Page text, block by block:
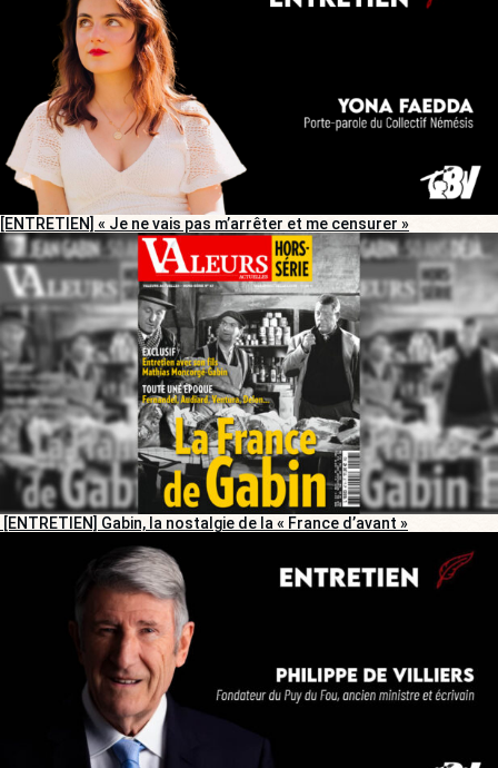
[ENTRETIEN] « Je ne vais pas m’arrêter et me censurer »
[ENTRETIEN] Gabin, la nostalgie de la « France d’avant »